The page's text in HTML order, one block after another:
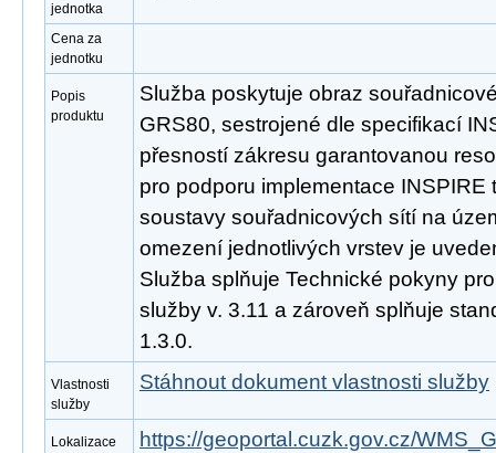
jednotka
Cena za
jednotku
Popis
produktu
Služba poskytuje obraz
GRS80, sestrojené dle specifikací
přesností zákresu garantovanou
pro podporu implementace INSPIRE
soustavy souřadnicových sítí na
omezení jednotlivých vrstev je
Služba splňuje Technické pokyny
služby v. 3.11 a zároveň splňuje
1.3.0.
Vlastnosti
služby
Stáhnout dokument vlastnosti služby
Lokalizace
https://geoportal.cuzk.gov.cz/